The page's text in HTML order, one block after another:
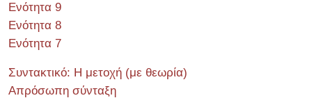
Ενότητα 9
Ενότητα 8
Ενότητα 7
Συντακτικό: Η μετοχή (με θεωρία)
Απρόσωπη σύνταξη